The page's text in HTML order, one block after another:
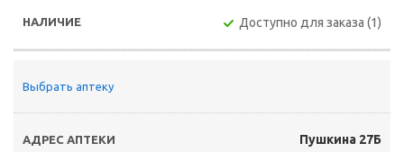
Доступно для заказа (1)
Выбрать аптеку
Пушкина 27Б